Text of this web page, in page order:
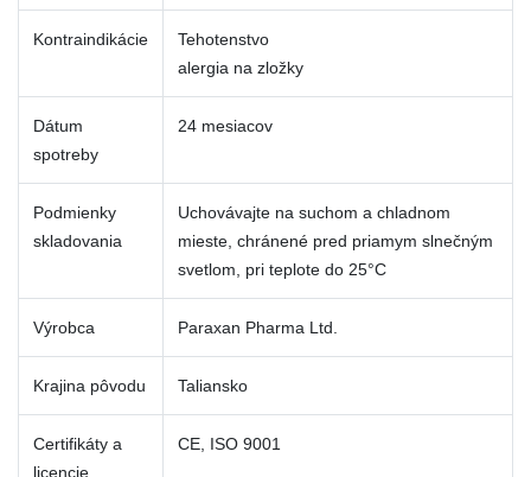
Kontraindikácie
Tehotenstvo
alergia na zložky
Dátum
spotreby
24 mesiacov
Podmienky
skladovania
Uchovávajte na suchom a chladnom
mieste, chránené pred priamym slnečným
svetlom, pri teplote do 25°C
Výrobca Paraxan Pharma Ltd.
Krajina pôvodu Taliansko
Certifikáty a
licencie
CE, ISO 9001